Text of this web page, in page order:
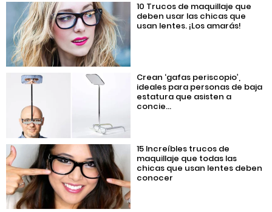
10 Trucos de maquillaje que
deben usar las chicas que
usan lentes. ¡Los amarás!
Crean ‘gafas periscopio’,
ideales para personas de baja
estatura que asisten a
concie...
15 Increíbles trucos de
maquillaje que todas las
chicas que usan lentes deben
conocer